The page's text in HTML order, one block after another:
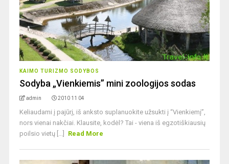
KAIMO TURIZMO SODYBOS
Sodyba „Vienkiemis” mini zoologijos sodas
admin 2010 11 04
Keliaudami į pajūrį, iš anksto suplanuokite užsukti į “Vienkiemį”,
nors vienai nakčiai. Klausite, kodėl? Tai - viena iš egzotiškiausių
poilsio vietų [...]
Read More